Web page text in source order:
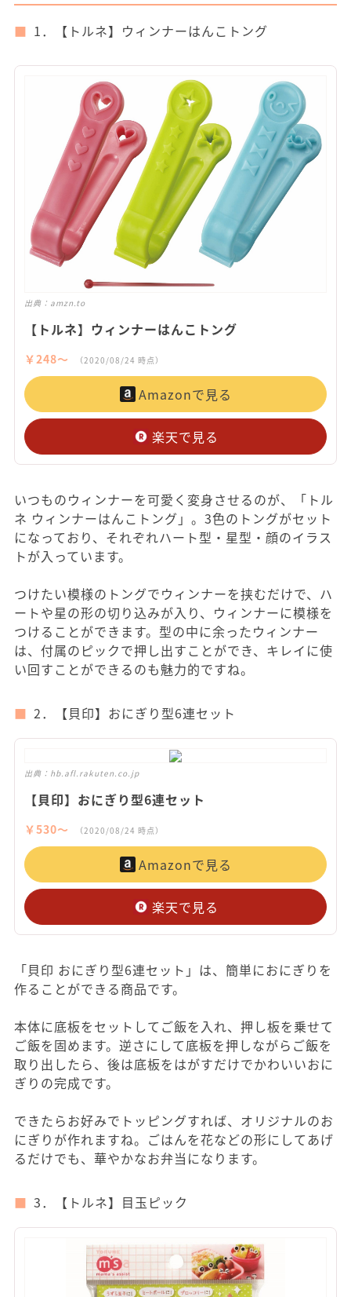
1．【トルネ】ウィンナーはんこトング
出典： amzn.to
【トルネ】ウィンナーはんこトング
￥248〜 （2020/08/24 時点）
Amazonで見る
楽天で見る
いつものウィンナーを可愛く変身させるのが、「トル
ネ ウィンナーはんこトング」。3色のトングがセット
になっており、それぞれハート型・星型・顔のイラス
トが入っています。
つけたい模様のトングでウィンナーを挟むだけで、ハ
ートや星の形の切り込みが入り、ウィンナーに模様を
つけることができます。型の中に余ったウィンナー
は、付属のピックで押し出すことができ、キレイに使
い回すことができるのも魅力的ですね。
2．【貝印】おにぎり型6連セット
出典： hb.afl.rakuten.co.jp
【貝印】おにぎり型6連セット
￥530〜 （2020/08/24 時点）
Amazonで見る
楽天で見る
「貝印 おにぎり型6連セット」は、簡単におにぎりを
作ることができる商品です。
本体に底板をセットしてご飯を入れ、押し板を乗せて
ご飯を固めます。逆さにして底板を押しながらご飯を
取り出したら、後は底板をはがすだけでかわいいおに
ぎりの完成です。
できたらお好みでトッピングすれば、オリジナルのお
にぎりが作れますね。ごはんを花などの形にしてあげ
るだけでも、華やかなお弁当になります。
3．【トルネ】目玉ピック